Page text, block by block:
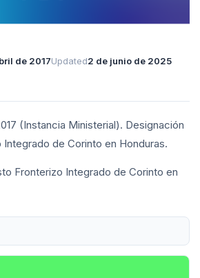
de 2017Updated2 de junio de 2025
(Instancia Ministerial). Designación
de Corinto en Honduras.
Fronterizo Integrado de Corinto en